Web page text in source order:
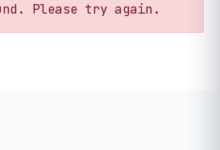
Please try again.